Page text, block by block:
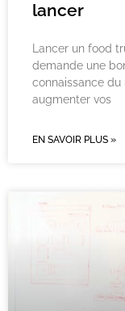
lancer
Lancer un food
demande une
connaissance
augmenter vos
EN SAVOIR PLUS »